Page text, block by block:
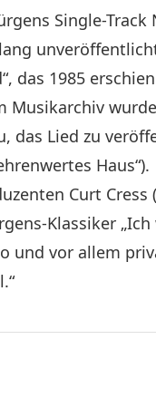
Single-
das 1985
Lied zu
Haus“).
Curt Cress
Klassiker
vor allem